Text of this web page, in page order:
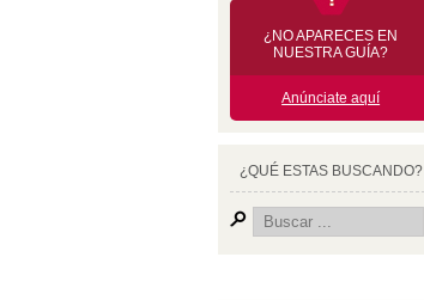
¿NO APARECES EN
NUESTRA GUÍA?
Anúnciate aquí
¿QUÉ ESTAS BUSCANDO?